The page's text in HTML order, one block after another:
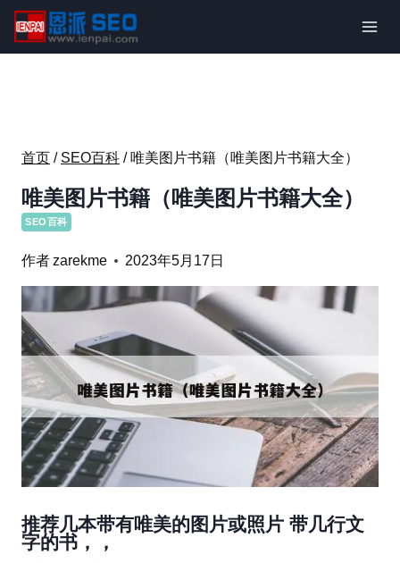
内
首页 / SEO百科 / 唯美图片书籍（唯美图片书籍大全）
唯美图片书籍（唯美图片书籍大全）
SEO百科
作者zarekme 2023年5月17日
推荐几本带有唯美的图片或照片 带几行文
字的书，，